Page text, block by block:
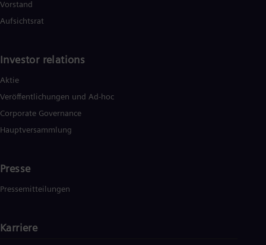
Vorstand
Aufsichtsrat
Investor relations
Aktie
Veröffentlichungen und Ad-hoc
Corporate Governance
Hauptversammlung
Presse
Pressemitteilungen
Karriere